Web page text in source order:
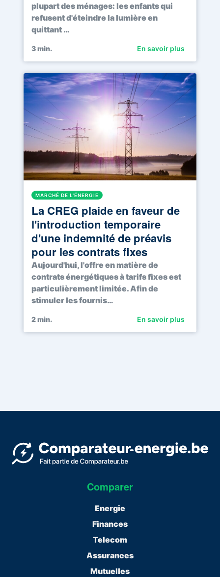
plupart des ménages: les enfants qui
refusent d'éteindre la lumière en
quittant …
3min. En savoir plus
MARCHÉ DE L'ÉNERGIE
La CREG plaide en faveur de
l'introduction temporaire
d'une indemnité de préavis
pour les contrats fixes
Aujourd'hui, l'offre en matière de
contrats énergétiques à tarifs fixes est
particulièrement limitée. Afin de
stimuler les fournis…
2min. En savoir plus
Comparer
Energie
Finances
Telecom
Assurances
Mutuelles